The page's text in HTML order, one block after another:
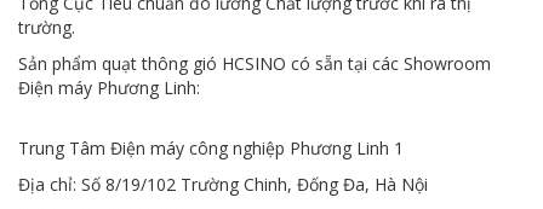
trường.
Sản phẩm quạt thông gió HCSINO có sẵn tại các Showroom
Điện máy Phương Linh:
Trung Tâm Điện máy công nghiệp Phương Linh 1
Địa chỉ: Số 8/19/102 Trường Chinh, Đống Đa, Hà Nội